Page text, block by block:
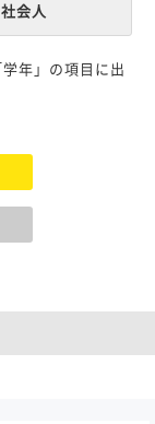
社会人
年」の項目に出